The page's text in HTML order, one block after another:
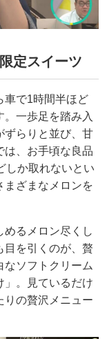
定スイーツ
車で1時間半ほど
一歩足を踏み入
ずらりと並び、甘
は、お手頃な良品
しか取れないとい
まざまなメロンを
めるメロン尽くし
目を引くのが、贅
なソフトクリーム
」。見ているだけ
りの贅沢メニュー